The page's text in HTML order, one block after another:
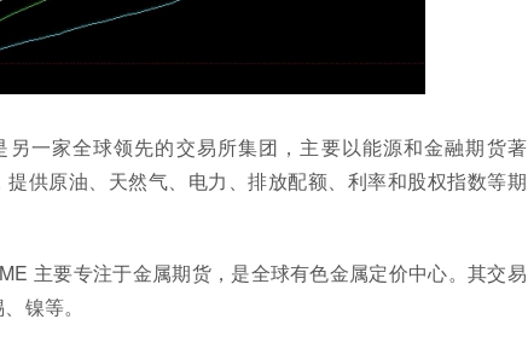
一家全球领先的交易所集团，主要以能源和金融期货著
供原油、天然气、电力、排放配额、利率和股权指数等期
主要专注于金属期货，是全球有色金属定价中心。其交易
镍等。